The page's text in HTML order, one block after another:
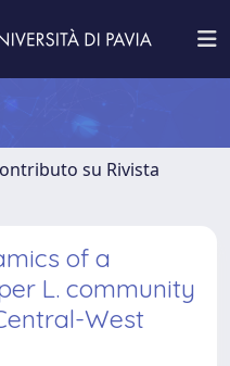
su Rivista
of a
L. community
West